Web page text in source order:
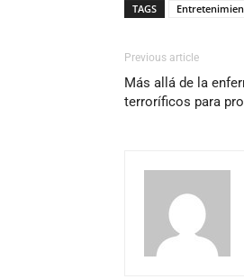
TAGS
Previous article
Más allá de la
terroríficos para